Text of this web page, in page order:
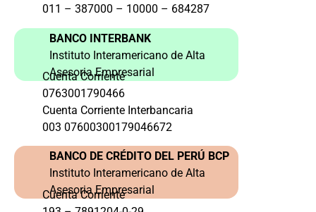
011 – 387000 – 10000 – 684287
BANCO INTERBANK
Instituto Interamericano de Alta
Asesoria Empresarial
Cuenta Corriente
0763001790466
Cuenta Corriente Interbancaria
003 07600300179046672
BANCO DE CRÉDITO DEL PERÚ BCP
Instituto Interamericano de Alta
Asesoria Empresarial
Cuenta Corriente